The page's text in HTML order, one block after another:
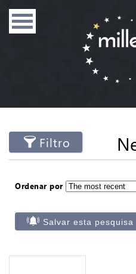
Filtro
Ordenar por
Salvar esta pesquisa